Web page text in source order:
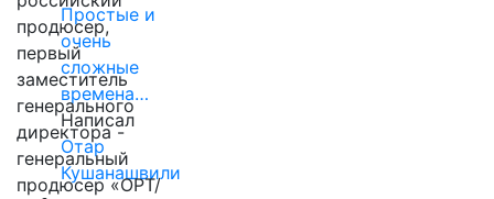
Простые и
очень
сложные
времена…
Написал
Отар
Кушанашвили
продюсер,
первый
заместитель
генерального
директора -
генеральный
продюсер «ОРТ/